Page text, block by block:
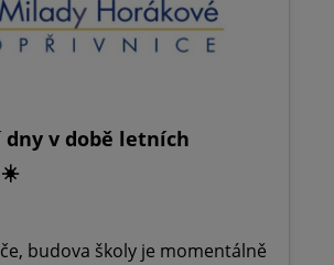
dny v době letních
☀️
budova školy je momentálně